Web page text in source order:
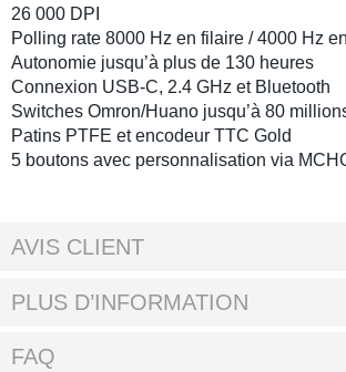
26 000 DPI
Polling rate 8000 Hz en filaire /4000 Hz
Autonomie jusqu’à plus de 130 heures
Connexion USB-C, 2.4 GHz et Bluetooth
Switches Omron/Huano jusqu’à 80
Patins PTFE et encodeur TTC Gold
5 boutons avec personnalisation via
AVIS CLIENT
PLUS D’INFORMATION
FAQ